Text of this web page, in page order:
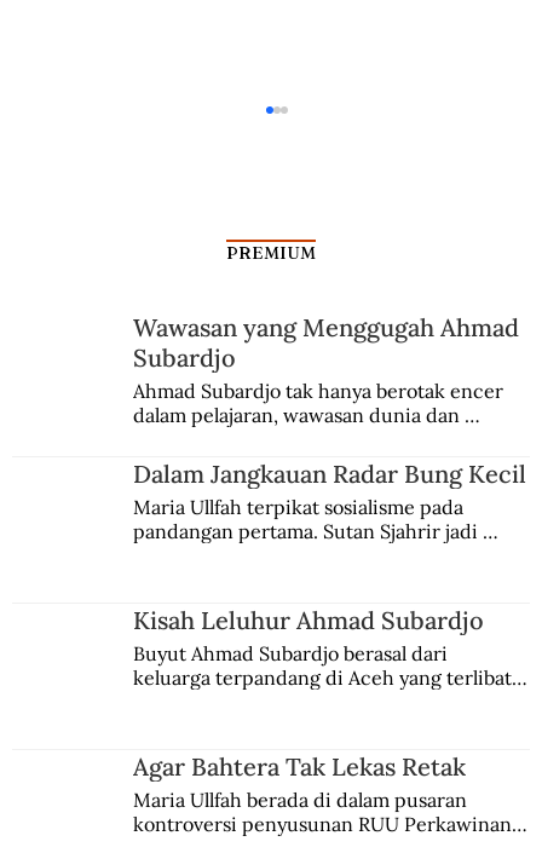
Teknologi Radar di Microwave
PREMIUM
Wawasan yang Menggugah Ahmad
Subardjo
Ahmad Subardjo tak hanya berotak encer
dalam pelajaran, wawasan dunia dan
Jules Verne, Multatuli, hingga Sun Yat-sen.
Dalam Jangkauan Radar Bung Kecil
Maria Ullfah terpikat sosialisme pada
pandangan pertama. Sutan Sjahrir jadi
Kisah Leluhur Ahmad Subardjo
Buyut Ahmad Subardjo berasal dari
keluarga terpandang di Aceh yang terlibat
Agar Bahtera Tak Lekas Retak
Maria Ullfah berada di dalam pusaran
kontroversi penyusunan RUU Perkawinan.